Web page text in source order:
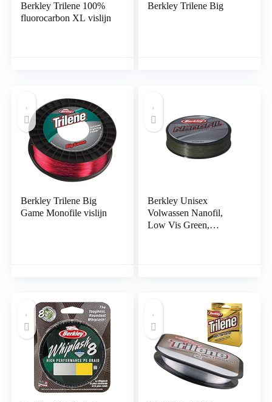
Berkley Trilene 100%
fluorocarbon XL vislijn
Berkley Trilene Big
Berkley Trilene Big
Game Monofile vislijn
Berkley Unisex
Volwassen Nanofil,
Low Vis Green,